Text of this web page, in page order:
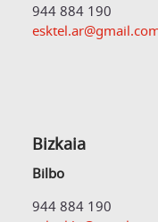
944 884 190
Bizkaia
Bilbo
944 884 190